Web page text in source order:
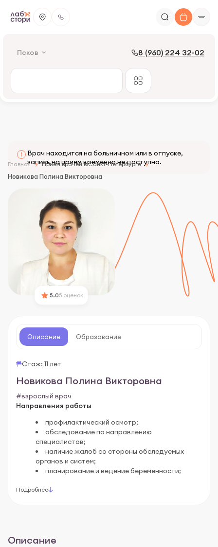
Псков 8 (960) 224 32-02
Главная Приём врачей в Санкт-Петербурге
Новикова Полина Викторовна
5.05 оценок
Описание Образование
Стаж: 11 лет
Новикова Полина Викторовна
#взрослый врач
Направления работы
профилактический осмотр;
обследование по направлению
специалистов;
наличие жалоб со стороны обследуемых
органов и систем;
планирование и ведение беременности;
УЗИ-специалист Гинеколог
Подробнее
Врач находится на больничном или в отпуске,
запись на прием временно не доступна.
Описание